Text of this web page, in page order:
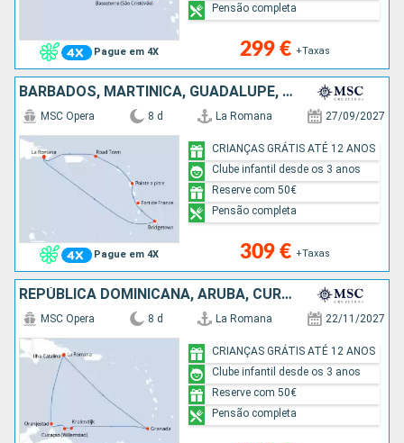
Pague em 4X 299 € +Taxas
Pensão completa
BARBADOS, MARTINICA, GUADALUPE, TORTOLA, REPÚBLICA DOMINICANA
Pague em 4X
MSC Opera 8 d La Romana 27/09/2027
309 € +Taxas
CRIANÇAS GRÁTIS ATÉ 12 ANOS
Clube infantil desde os 3 anos
Reserve com 50€
Pensão completa
REPÚBLICA DOMINICANA, ARUBA, CURAÇAO, BONAIRE, GRENADA
MSC Opera 8 d La Romana 22/11/2027
CRIANÇAS GRÁTIS ATÉ 12 ANOS
Clube infantil desde os 3 anos
Reserve com 50€
Pensão completa